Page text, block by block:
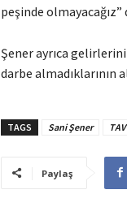
peşinde
Şener ayrıca
darbe almadıklarının
TAGS Sani Şener
Paylaş